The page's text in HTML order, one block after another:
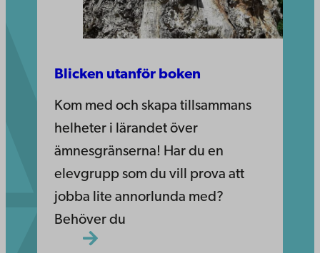
Blicken utanför boken
Kom med och skapa tillsammans
helheter i lärandet över
ämnesgränserna! Har du en
elevgrupp som du vill prova att
jobba lite annorlunda med?
Behöver du